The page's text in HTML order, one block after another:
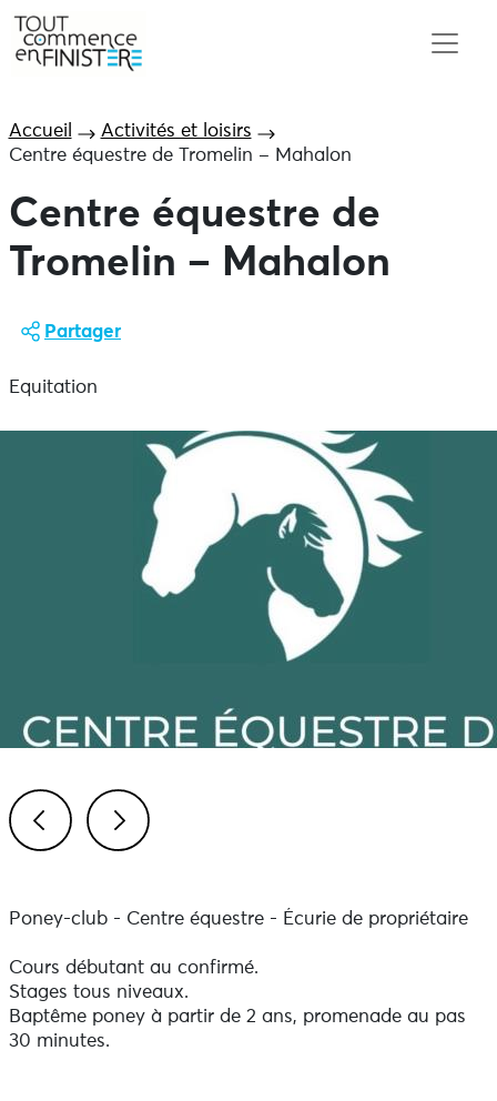
Accueil
Activités et loisirs
Centre équestre de Tromelin – Mahalon
Centre équestre de
Tromelin – Mahalon
Partager
Equitation
Poney-club - Centre équestre - Écurie de propriétaire
Cours débutant au confirmé.
Stages tous niveaux.
Baptême poney à partir de 2 ans, promenade au pas
30 minutes.